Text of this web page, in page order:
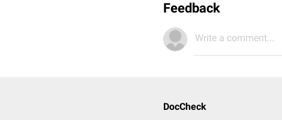
Feedback
Write a comment...
DocCheck